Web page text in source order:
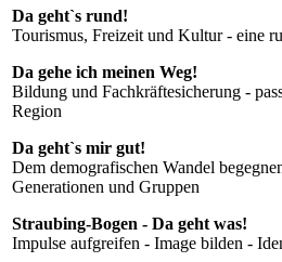
Da geht`s rund!
Tourismus, Freizeit und Kultur - eine
Da gehe ich meinen Weg!
Bildung und Fachkräftesicherung -
Region
Da geht`s mir gut!
Dem demografischen Wandel
Generationen und Gruppen
Straubing-Bogen - Da geht was!
Impulse aufgreifen - Image bilden -